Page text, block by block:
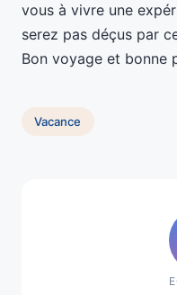
vous à vivre une
serez pas déçus par
Bon voyage et bonne
Vacance